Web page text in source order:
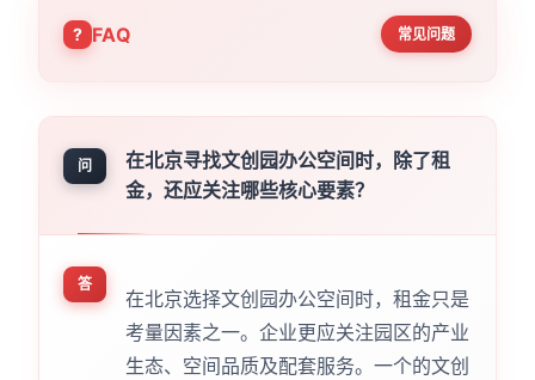
FAQ 常见问题
问
在北京寻找文创园办公空间时，除了租
金，还应关注哪些核心要素？
答
在北京选择文创园办公空间时，租金只是
考量因素之一。企业更应关注园区的产业
生态、空间品质及配套服务。一个的文创